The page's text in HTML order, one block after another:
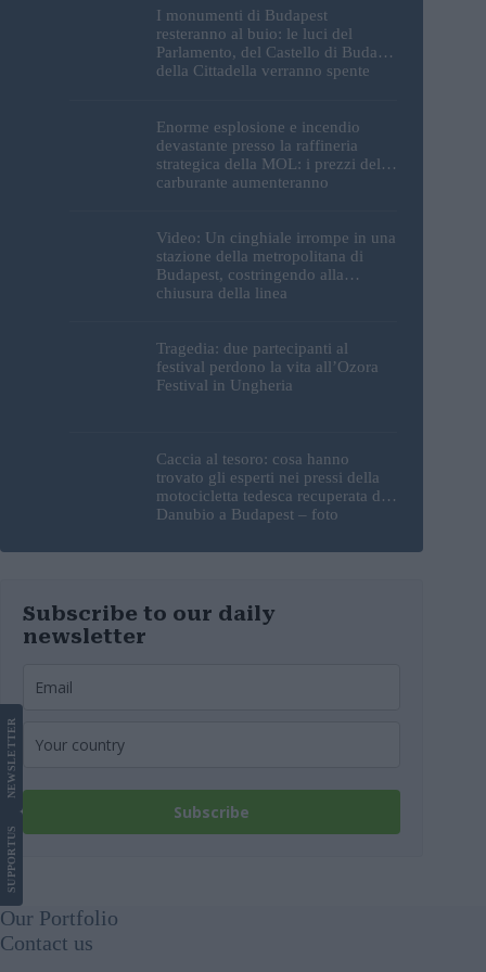
I monumenti di Budapest
resteranno al buio: le luci del
Parlamento, del Castello di Buda e
della Cittadella verranno spente
Enorme esplosione e incendio
devastante presso la raffineria
strategica della MOL: i prezzi del
carburante aumenteranno
Video: Un cinghiale irrompe in una
stazione della metropolitana di
Budapest, costringendo alla
chiusura della linea
Tragedia: due partecipanti al
festival perdono la vita all’Ozora
Festival in Ungheria
Caccia al tesoro: cosa hanno
trovato gli esperti nei pressi della
motocicletta tedesca recuperata dal
Danubio a Budapest – foto
Subscribe to our daily
newsletter
Subscribe
SUPPORT
US
NEWS
LETTER
Our Portfolio
Contact us